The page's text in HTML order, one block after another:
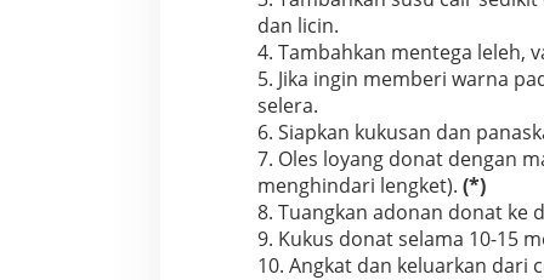
dan licin.
4. Tambahkan mentega leleh,
5. Jika ingin memberi warna
selera.
6. Siapkan kukusan dan
7. Oles loyang donat dengan
menghindari lengket). (*)
8. Tuangkan adonan donat ke
9. Kukus donat selama 10-15
10. Angkat dan keluarkan dari